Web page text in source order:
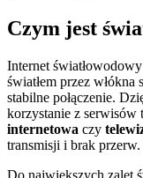
Czym jest
Internet
światłem przez
stabilne połączenie.
korzystanie z serwisów
internetowa czy
transmisji i brak przerw.
Do największych zalet